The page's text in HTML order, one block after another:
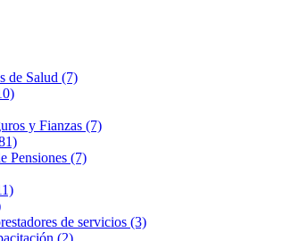
de Salud (7)
y Fianzas (7)
Pensiones (7)
de servicios (3)
(2)